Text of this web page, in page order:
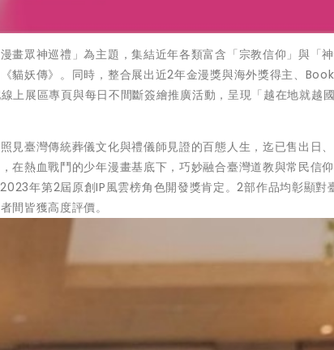
畫眾神巡禮」為主題，集結近年各類富含「宗教信仰」與「
貓妖傳》。同時，整合展出近2年金漫獎與海外獎得主、
展區專頁與每日不間斷簽繪推廣活動，呈現「越在地就越
見臺灣傳統葬儀文化與禮儀師見證的百態人生，迄已售出日
在熱血戰鬥的少年漫畫基底下，巧妙融合臺灣道教與常民信
年第2屆原創IP風雲榜角色開發獎肯定。2部作品均彰顯對
間皆獲高度評價。